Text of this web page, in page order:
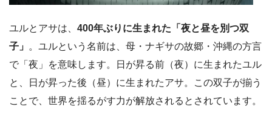
ユルとアサは、 400年ぶりに生まれた「夜と昼を別つ双
子」 。ユルという名前は、母・ナギサの故郷・沖縄の方言
で「夜」を意味します。日が昇る前（夜）に生まれたユル
と、日が昇った後（昼）に生まれたアサ。この双子が揃う
ことで、世界を揺るがす力が解放されるとされています。